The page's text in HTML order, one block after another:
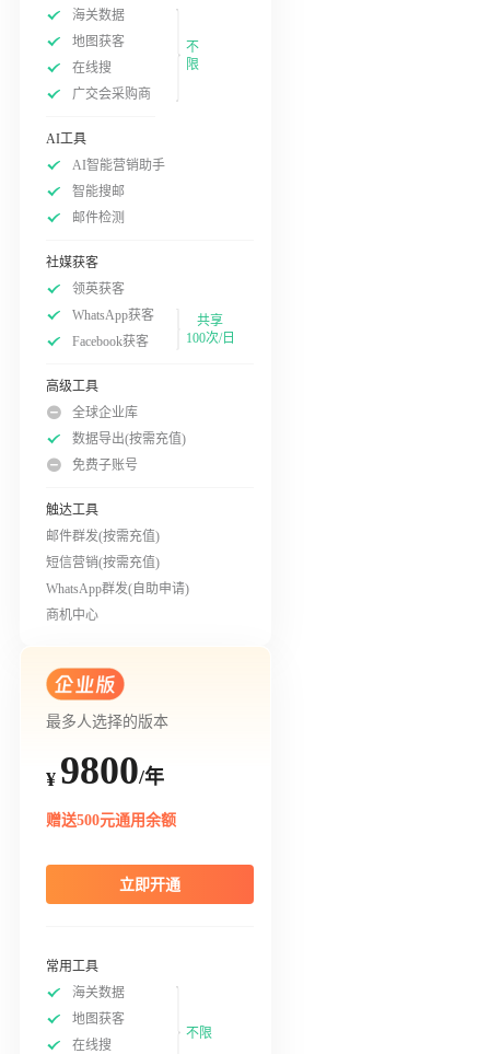
海关数据
地图获客
在线搜
广交会采购商
不
限
AI工具
AI智能营销助手
智能搜邮
邮件检测
社媒获客
领英获客
WhatsApp获客
Facebook获客
共享
100次/日
高级工具
全球企业库
数据导出(按需充值)
免费子账号
触达工具
邮件群发(按需充值)
短信营销(按需充值)
WhatsApp群发(自助申请)
商机中心
最多人选择的版本
¥ 9800/年
赠送500元通用余额
立即开通
常用工具
海关数据
地图获客
在线搜
不限